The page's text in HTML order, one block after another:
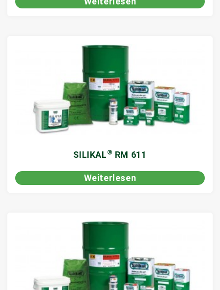
SILIKAL® RM 611
Weiterlesen